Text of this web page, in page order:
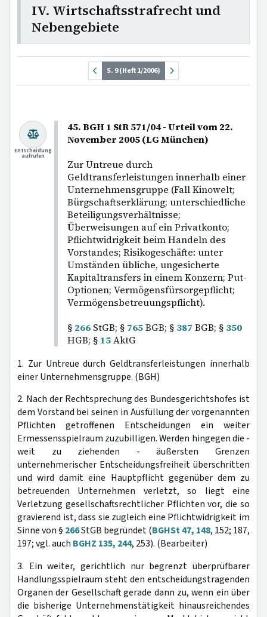
IV. Wirtschaftsstrafrecht und
Nebengebiete
S. 9 (Heft 1/2006)
45. BGH 1 StR 571/04 - Urteil vom 22.
November 2005 (LG München)
Zur Untreue durch
Geldtransferleistungen innerhalb einer
Unternehmensgruppe (Fall Kinowelt;
Bürgschaftserklärung; unterschiedliche
Beteiligungsverhältnisse;
Überweisungen auf ein Privatkonto;
Pflichtwidrigkeit beim Handeln des
Vorstandes; Risikogeschäfte: unter
Umständen übliche, ungesicherte
Kapitaltransfers in einem Konzern; Put-
Optionen; Vermögensfürsorgepflicht;
Vermögensbetreuungspflicht).
§ 266 StGB; § 765BGB; § 387 BGB; § 350
HGB; § 15AktG
Entscheidung
aufrufen
1. Zur Untreue durch Geldtransferleistungen innerhalb
einer Unternehmensgruppe. (BGH)
2. Nach der Rechtsprechung des Bundesgerichtshofes ist
dem Vorstand bei seinen in Ausfüllung der vorgenannten
Pflichten getroffenen Entscheidungen ein weiter
Ermessensspielraum zuzubilligen. Werden hingegen die -
weit zu ziehenden - äußersten Grenzen
unternehmerischer Entscheidungsfreiheit überschritten
und wird damit eine Hauptpflicht gegenüber dem zu
betreuenden Unternehmen verletzt, so liegt eine
Verletzung gesellschaftsrechtlicher Pflichten vor, die so
gravierend ist, dass sie zugleich eine Pflichtwidrigkeit im
Sinne von § 266StGB begründet (BGHSt 47, 148, 152; 187,
197; vgl. auch BGHZ 135, 244, 253). (Bearbeiter)
3. Ein weiter, gerichtlich nur begrenzt überprüfbarer
Handlungsspielraum steht den entscheidungstragenden
Organen der Gesellschaft gerade dann zu, wenn ein über
die bisherige Unternehmenstätigkeit hinausreichendes